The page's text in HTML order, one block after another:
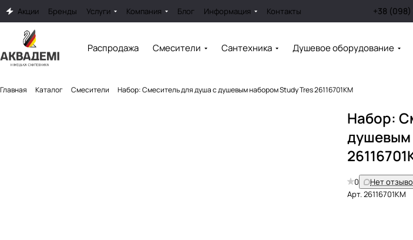
Акции Бренды Услуги Компания Блог Информация Контакты +38
Распродажа Смесители Сантехника Душевое оборудование
Главная Каталог Смесители Набор: Смеситель для душа с душевым набором Study Tres 26116701KM
Набор:
душевым
0
Нет
Арт.26116701KM